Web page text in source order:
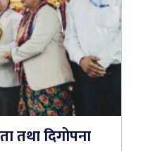
तथा दिगोपना